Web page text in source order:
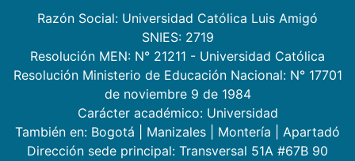
Razón Social: Universidad Católica Luis Amigó
SNIES: 2719
Resolución MEN: N° 21211 - Universidad Católica
Resolución Ministerio de Educación Nacional: N° 17701
de noviembre 9 de 1984
Carácter académico: Universidad
También en: Bogotá Manizales Montería
Apartadó
Dirección sede principal: Transversal 51A #67B 90